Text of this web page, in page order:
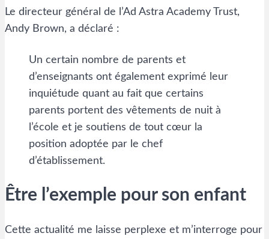
Le directeur général de l’Ad Astra Academy Trust,
Andy Brown, a déclaré :
Un certain nombre de parents et
d’enseignants ont également exprimé leur
inquiétude quant au fait que certains
parents portent des vêtements de nuit à
l’école et je soutiens de tout cœur la
position adoptée par le chef
d’établissement.
Être l’exemple pour son enfant
Cette actualité me laisse perplexe et m’interroge pour